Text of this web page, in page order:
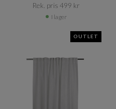
Rek. pris 499 kr​​
I lager
OUTLET